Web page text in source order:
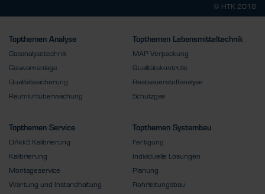
© HTK 2018
Topthemen Analyse
Gasanalysetechnik
Gaswarnanlage
Qualitätssicherung
Raumluftüberwachung
Topthemen Lebensmitteltechnik
MAP Verpackung
Qualitätskontrolle
Restsauerstoffanalyse
Schutzgas
Topthemen Service
DAkkS Kalibrierung
Kalibrierung
Montageservice
Wartung und Instandhaltung
Topthemen Systembau
Fertigung
Individuelle Lösungen
Planung
Rohrleitungsbau